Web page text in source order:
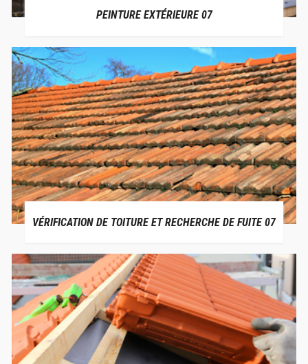
PEINTURE EXTÉRIEURE 07
VÉRIFICATION DE TOITURE ET RECHERCHE DE FUITE 07